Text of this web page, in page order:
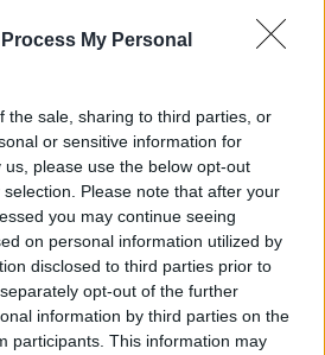
My Personal
the sale, sharing to third parties, or
or sensitive information for
please use the below opt-out
Please note that after your
you may continue seeing
on personal information utilized by
disclosed to third parties prior to
opt-out of the further
information by third parties on the
participants. This information may
człowiekiem
konsekwencji swoich
ma to oznaczać
jednak jego czyny
i mężczyzna ucieka z
wcześniej szkołę sofistów,
widział bowiem w
nietrafionych